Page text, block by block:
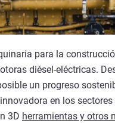
para la
diésel-eléctricas.
un progreso
en los
3D herramientas y otros